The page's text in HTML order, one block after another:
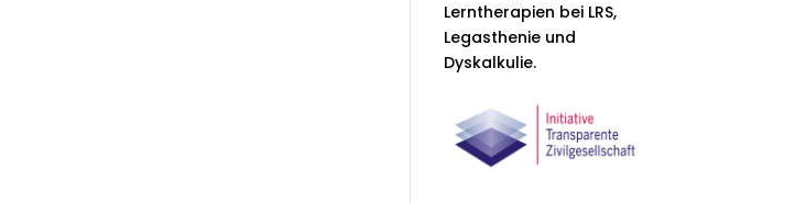
Lerntherapien bei LRS,
Legasthenie und
Dyskalkulie.